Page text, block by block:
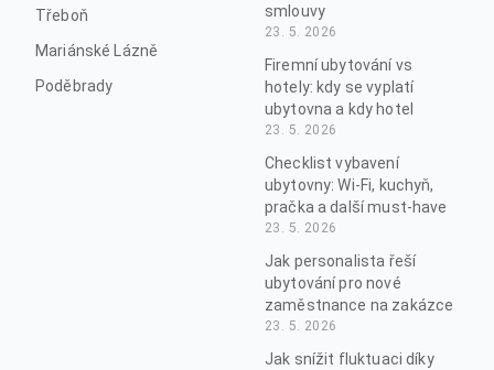
Třeboň
Mariánské Lázně
Poděbrady
smlouvy
23. 5. 2026
Firemní ubytování vs
hotely: kdy se vyplatí
ubytovna a kdy hotel
23. 5. 2026
Checklist vybavení
ubytovny: Wi-Fi, kuchyň,
pračka a další must-have
23. 5. 2026
Jak personalista řeší
ubytování pro nové
zaměstnance na zakázce
23. 5. 2026
Jak snížit fluktuaci díky